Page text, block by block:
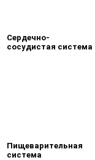
Сердечно-
сосудистая система
Пищеварительная
система